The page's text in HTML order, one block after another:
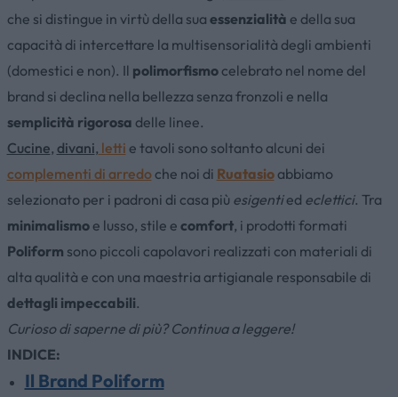
che si distingue in virtù della sua essenzialità e della sua
capacità di intercettare la multisensorialità degli ambienti
(domestici e non). Il polimorfismocelebrato nel nome del
brand si declina nella bellezza senza fronzoli e nella
semplicità rigorosa delle linee.
Cucine, divani, letti e tavoli sono soltanto alcuni dei
complementi di arredoche noi di Ruatasioabbiamo
selezionato per i padroni di casa più esigentied eclettici. Tra
minimalismoe lusso, stile e comfort, i prodotti formati
Poliform sono piccoli capolavori realizzati con materiali di
alta qualità e con una maestria artigianale responsabile di
dettagli impeccabili.
Curioso di saperne di più? Continua a leggere!
INDICE:
Il Brand Poliform